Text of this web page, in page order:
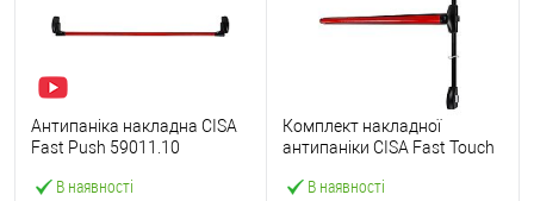
В наявності
Антипаніка накладна CISA
Fast Push 59011.10
штангою 1500 мм червона
В наявності
Комплект накладної
антипаніки CISA Fast Touch
точковий вбік червона